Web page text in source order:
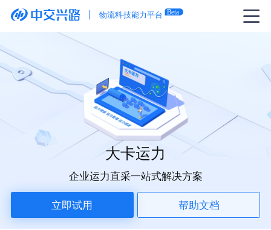
大卡运力
企业运力直采一站式解决方案
立即试用 帮助文档